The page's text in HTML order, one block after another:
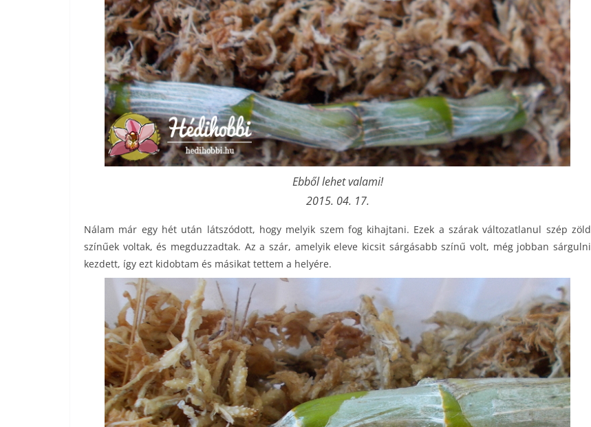
Ebből lehet valami!
2015. 04. 17.
Nálam már egy hét után látszódott, hogy melyik szem fog kihajtani. Ezek a szárak változatlanul szép zöld
színűek voltak, és megduzzadtak. Az a szár, amelyik eleve kicsit sárgásabb színű volt, még jobban sárgulni
kezdett, így ezt kidobtam és másikat tettem a helyére.